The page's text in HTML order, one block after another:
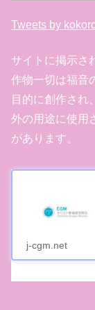
Tweets by
サイトに掲示さ
作物一切は福音
目的に創作され
外の用途に使用
があります。
j-cgm.net